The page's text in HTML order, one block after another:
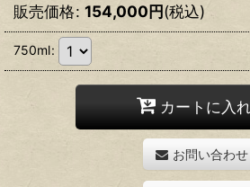
販売価格: 154,000円(税込)
750ml:
カートに入
お問い合わせ